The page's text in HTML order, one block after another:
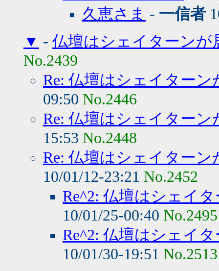
久恵さま - 一信者
▼ - 仏壇はシェイターンが
No.2439
Re: 仏壇はシェイター
09:50 No.2446
Re: 仏壇はシェイター
15:53 No.2448
Re: 仏壇はシェイター
10/01/12-23:21 No.2452
Re^2: 仏壇はシェイ
10/01/25-00:40 No.2495
Re^2: 仏壇はシェイ
10/01/30-19:51 No.2513